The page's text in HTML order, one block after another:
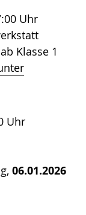
Uhr
Klasse 1
Uhr
06.01.2026